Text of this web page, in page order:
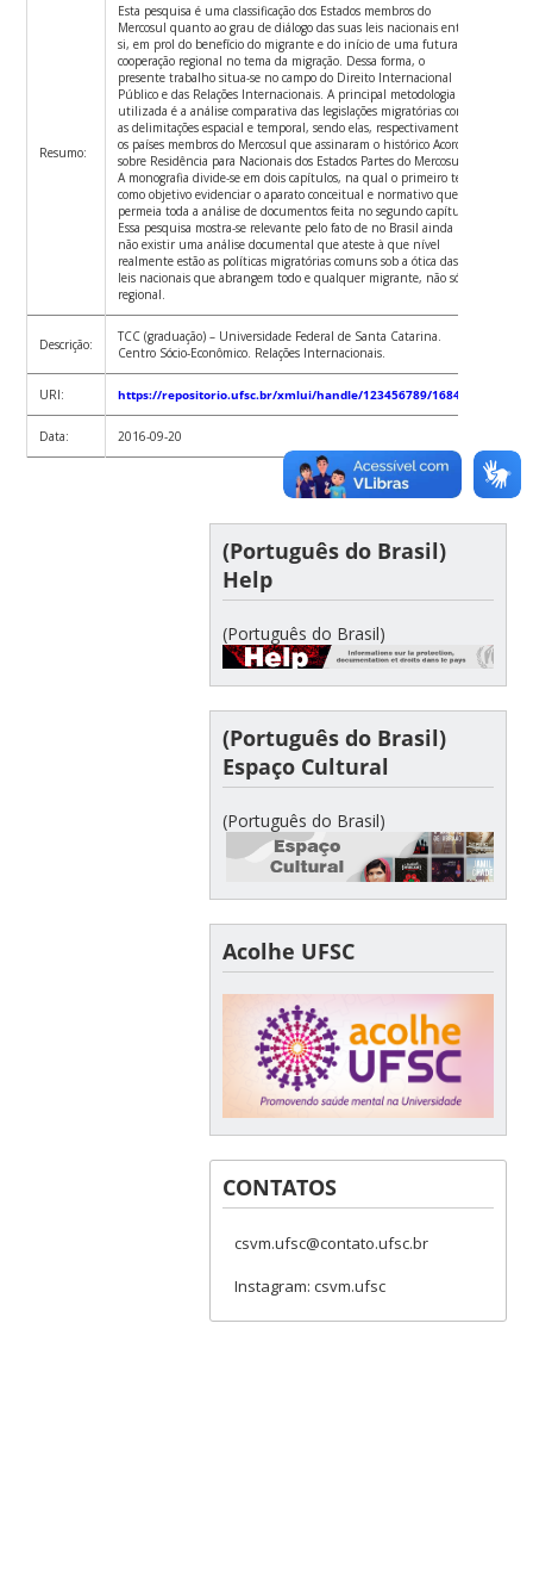
Resumo:
Esta pesquisa é uma classificação dos Estados membros do
Mercosul quanto ao grau de diálogo das suas leis nacionais entre
si, em prol do benefício do migrante e do início de uma futura
cooperação regional no tema da migração. Dessa forma, o
presente trabalho situa-se no campo do Direito Internacional
Público e das Relações Internacionais. A principal metodologia
utilizada é a análise comparativa das legislações migratórias com
as delimitações espacial e temporal, sendo elas, respectivamente,
os países membros do Mercosul que assinaram o histórico Acordo
sobre Residência para Nacionais dos Estados Partes do Mercosul.
A monografia divide-se em dois capítulos, na qual o primeiro tem
como objetivo evidenciar o aparato conceitual e normativo que
permeia toda a análise de documentos feita no segundo capítulo.
Essa pesquisa mostra-se relevante pelo fato de no Brasil ainda
não existir uma análise documental que ateste à que nível
realmente estão as políticas migratórias comuns sob a ótica das
leis nacionais que abrangem todo e qualquer migrante, não só o
regional.
Descrição:
TCC (graduação) – Universidade Federal de Santa Catarina.
Centro Sócio-Econômico. Relações Internacionais.
URI: https://repositorio.ufsc.br/xmlui/handle/123456789/168454
Data: 2016-09-20
(Português do Brasil)
Help
(Português do Brasil)
(Português do Brasil)
Espaço Cultural
(Português do Brasil)
Acolhe UFSC
CONTATOS
csvm.ufsc@contato.ufsc.br
Instagram: csvm.ufsc